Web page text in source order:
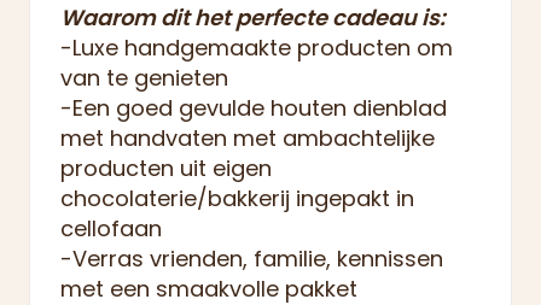
Waarom dit het perfecte cadeau is:
-Luxe handgemaakte producten om
van te genieten
-Een goed gevulde houten dienblad
met handvaten met ambachtelijke
producten uit eigen
chocolaterie/bakkerij ingepakt in
cellofaan
-Verras vrienden, familie, kennissen
met een smaakvolle pakket